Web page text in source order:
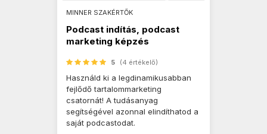
MINNER SZAKÉRTŐK
Podcast indítás, podcast
marketing képzés
5 (4 értékelő)
Használd ki a legdinamikusabban
fejlődő tartalommarketing
csatornát! A tudásanyag
segítségével azonnal elindíthatod a
saját podcastodat.